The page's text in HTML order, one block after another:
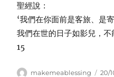
聖經說：
‘我們在你面前是客旅、是
我們在世的日子如影兒，不
15
Author
makemeablessing 20/